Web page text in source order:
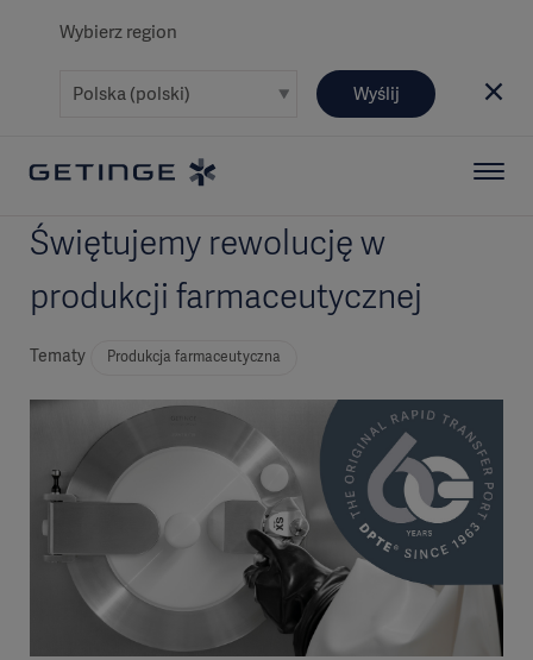
Wybierz region
Wyślij
Świętujemy rewolucję w
produkcji farmaceutycznej
Tematy Produkcja farmaceutyczna